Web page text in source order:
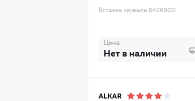
Вставка зеркала 6426800
Цена
Нет в наличии
ALKAR